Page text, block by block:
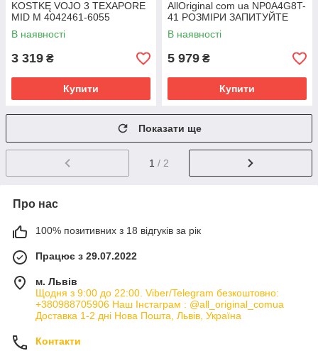
KOSTKĘ VOJO 3 TEXAPORE
MID M 4042461-6055
РОЗМІРИ ЗАПИТУЙТЕ
В наявності
3 319 ₴
Купити
AllOriginal com ua NP0A4G8T-
41 РОЗМІРИ ЗАПИТУЙТЕ
В наявності
5 979 ₴
Купити
Показати ще
1 / 2
Про нас
100% позитивних з 18 відгуків за рік
Працює з 29.07.2022
м. Львів
Щодня з 9:00 до 22:00. Viber/Telegram безкоштовно:
+380988705906 Наш Інстаграм : @all_original_comua
Доставка 1-2 дні Нова Пошта, Львів, Україна
Контакти